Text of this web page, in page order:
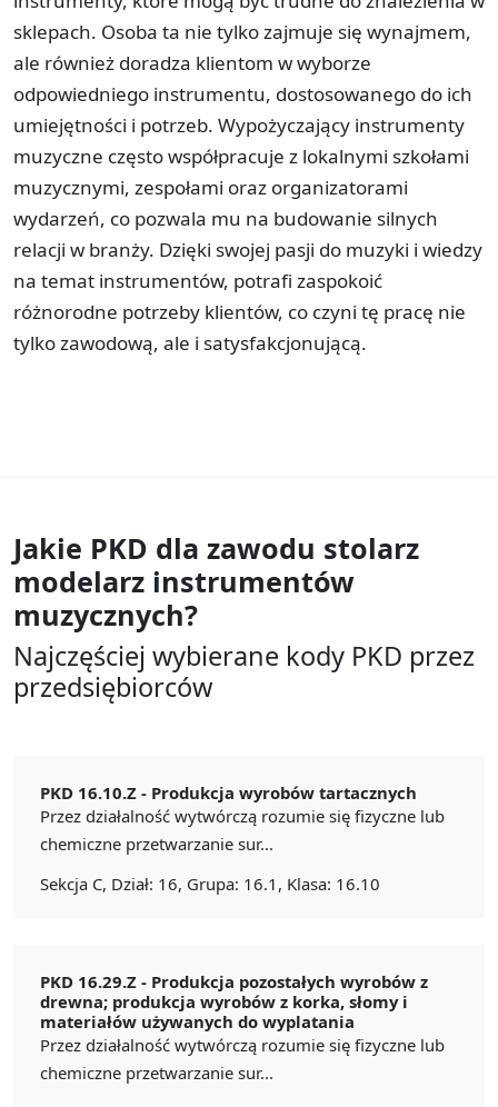
sklepach. Osoba ta nie tylko zajmuje się wynajmem,
ale również doradza klientom w wyborze
odpowiedniego instrumentu, dostosowanego do ich
umiejętności i potrzeb. Wypożyczający instrumenty
muzyczne często współpracuje z lokalnymi szkołami
muzycznymi, zespołami oraz organizatorami
wydarzeń, co pozwala mu na budowanie silnych
relacji w branży. Dzięki swojej pasji do muzyki i wiedzy
na temat instrumentów, potrafi zaspokoić
różnorodne potrzeby klientów, co czyni tę pracę nie
tylko zawodową, ale i satysfakcjonującą.
Jakie PKD dla zawodu stolarz
modelarz instrumentów
muzycznych?
Najczęściej wybierane kody PKD przez
przedsiębiorców
PKD 16.10.Z - Produkcja wyrobów tartacznych
Przez działalność wytwórczą rozumie się fizyczne lub
chemiczne przetwarzanie sur...
Sekcja C, Dział: 16, Grupa: 16.1, Klasa: 16.10
PKD 16.29.Z - Produkcja pozostałych wyrobów z
drewna; produkcja wyrobów z korka, słomy i
materiałów używanych do wyplatania
Przez działalność wytwórczą rozumie się fizyczne lub
chemiczne przetwarzanie sur...